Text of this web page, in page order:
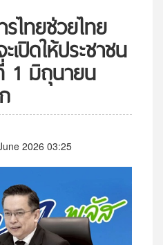
รไทยช่วยไทย
ปิดให้ประชาชน
1 มิถุนายน
2026 03:25